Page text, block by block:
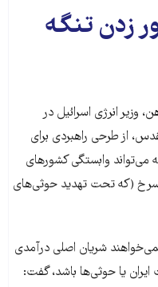
زدن تنگه
وزیر انرژی اسرائیل در
از طرحی راهبردی برای
وابستگی کشورهای
سرخ (که تحت تهدید حوثی‌های
شریان اصلی درآمدی
یا حوثی‌ها باشد، گفت: